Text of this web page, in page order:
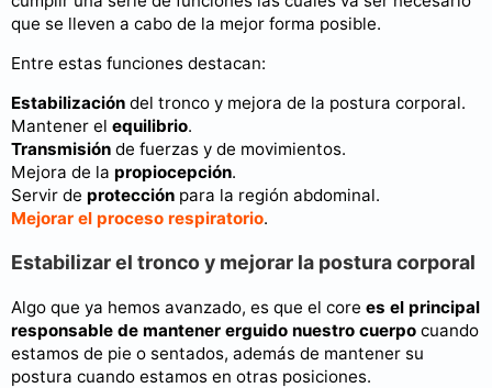
que se lleven a cabo de la mejor forma posible.
Entre estas funciones destacan:
Estabilización del tronco y mejora de la postura corporal.
Mantener el equilibrio.
Transmisión de fuerzas y de movimientos.
Mejora de la propiocepción.
Servir de protección para la región abdominal.
Mejorar el proceso respiratorio.
Estabilizar el tronco y mejorar la postura corporal
Algo que ya hemos avanzado, es que el core es el principal
responsable de mantener erguido nuestro cuerpo cuando
estamos de pie o sentados, además de mantener su
postura cuando estamos en otras posiciones.